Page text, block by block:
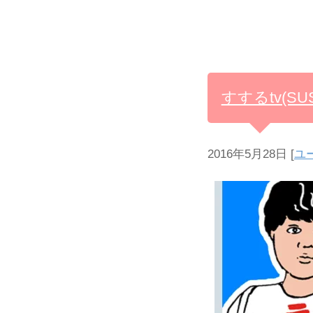
すする
2016年5月28日 [ユ